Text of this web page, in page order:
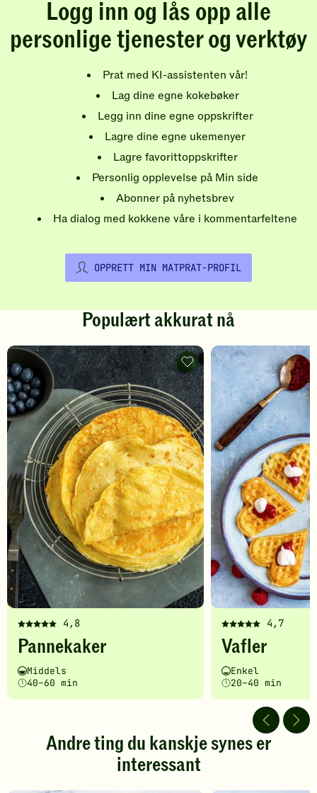
Logg inn og lås opp alle
personlige tjenester og verktøy
Prat med KI-assistenten vår!
Lag dine egne kokebøker
Legg inn dine egne oppskrifter
Lagre dine egne ukemenyer
Lagre favorittoppskrifter
Personlig opplevelse på Min side
Abonner på nyhetsbrev
Ha dialog med kokkene våre i kommentarfeltene
OPPRETT MIN MATPRAT-PROFIL
Populært akkurat nå
4,8
Denne
oppskriften
fått
5
av
stjerner.
Pannekaker
Vanskelighetsgrad
Middels
Tilberedningstid
40–60 min
Pannekaker
-
legg
til
favoritter
4,7
Denne
oppskriften
fått
5
av
stjerner.
Klikk
Vafler
Vanskelighetsgrad
Enkel
Tilberedningstid
20–40 min
Andre ting du kanskje synes er
interessant